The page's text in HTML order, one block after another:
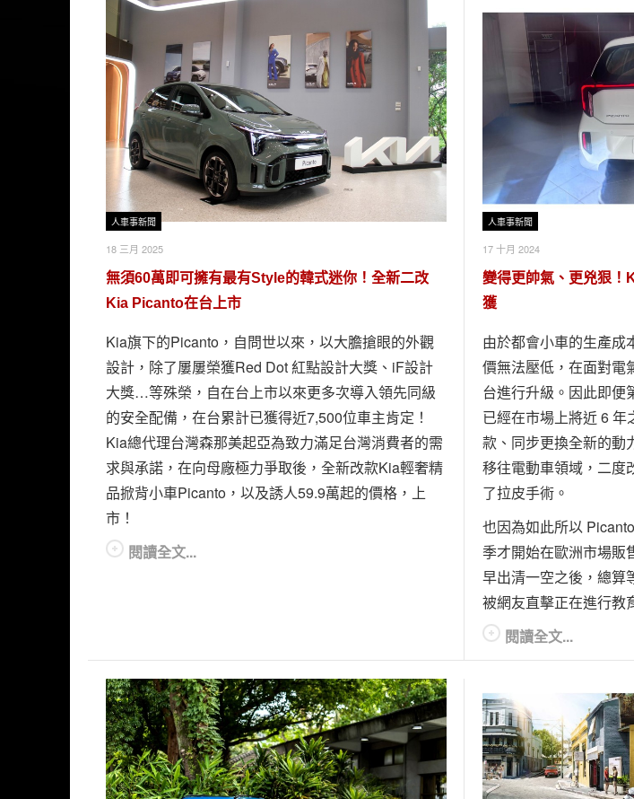
人車事新聞
18 三月 2025
無須60萬即可擁有最有Style的韓式迷你！全新二改
Kia Picanto在台上市
Kia旗下的Picanto，自問世以來，以大膽搶眼的外觀
設計，除了屢屢榮獲Red Dot 紅點設計大獎、iF設計
大獎…等殊榮，自在台上市以來更多次導入領先同級
的安全配備，在台累計已獲得近7,500位車主肯定！
Kia總代理台灣森那美起亞為致力滿足台灣消費者的需
求與承諾，在向母廠極力爭取後，全新改款Kia輕奢精
品掀背小車Picanto，以及誘人59.9萬起的價格，上
市！
閱讀全文...
人車事新聞
17 十月 2024
變得更帥氣、更兇狠！
獲
由於都會小車的生產成
價無法壓低，在面對電
台進行升級。因此即
已經在市場上將近 6
款、同步更換全新的動
移往電動車領域，二度
了拉皮手術。
也因為如此所以
季才開始在歐洲市場販
早出清一空之後，總算
被網友直擊正在進行教
閱讀全文...